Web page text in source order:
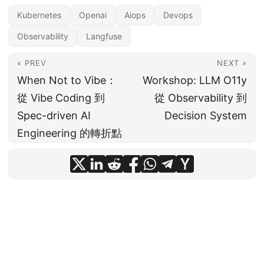
Kubernetes Openai Aiops Devops
Observability Langfuse
« PREV
When Not to Vibe：
從 Vibe Coding 到
Spec-driven AI
Engineering 的轉折點
NEXT »
Workshop: LLM O11y
從 Observability 到
Decision System